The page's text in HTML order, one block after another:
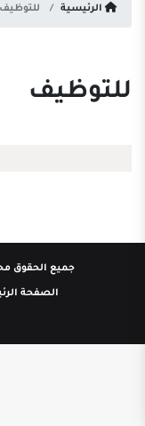
الرئيسية للتوظيف
للتوظيف
جميع الحقوق
الصفحة